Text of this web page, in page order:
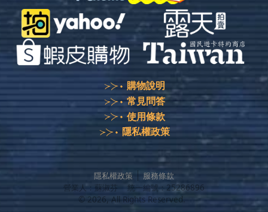
購物說明
常見問答
使用條款
隱私權政策
隱私權政策
服務條款
營業人： 蘇淑芬 統一編號： 25286896
© 2026, All Rights Reserved.